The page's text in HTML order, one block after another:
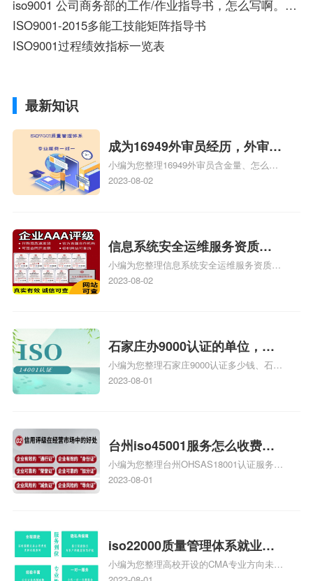
iso9001 公司商务部的工作/作业指导书，怎么写啊。谁有商务部的详细模板？谢谢啊
ISO9001-2015多能工技能矩阵指导书
ISO9001过程绩效指标一览表
最新知识
成为16949外审员经历，外审员
16949
小编为您整理16949外审员含金量、怎么才
能成为注册的TS16949:2009的外审员、我
2023-08-02
信息系统安全运维服务资质二
级费用，信息系统安全运维服
务资质二级
小编为您整理信息系统安全运维服务资质认
证证书机构有哪些、安全运维服务资质的费
体系认证知识，详情可查看下方正文！
2023-08-02
石家庄办9000认证的单位，石
家庄9000认证的公司
小编为您整理石家庄9000认证多少钱、石家
庄9000认证价格多少钱、石家庄9000认证
2023-08-01
台州iso45001服务怎么收费，
台州iso45001认证服务怎么收
费
小编为您整理台州OHSAS18001认证服务中
心哪家收费便宜、台州ISO9000认证，哪个
标准是什么相关iso体系认证知识，详情可
查看下方正文！
2023-08-01
iso22000质量管理体系就业方
向，质量管理与认证就业方向
小编为您整理高校开设的CMA专业方向未来